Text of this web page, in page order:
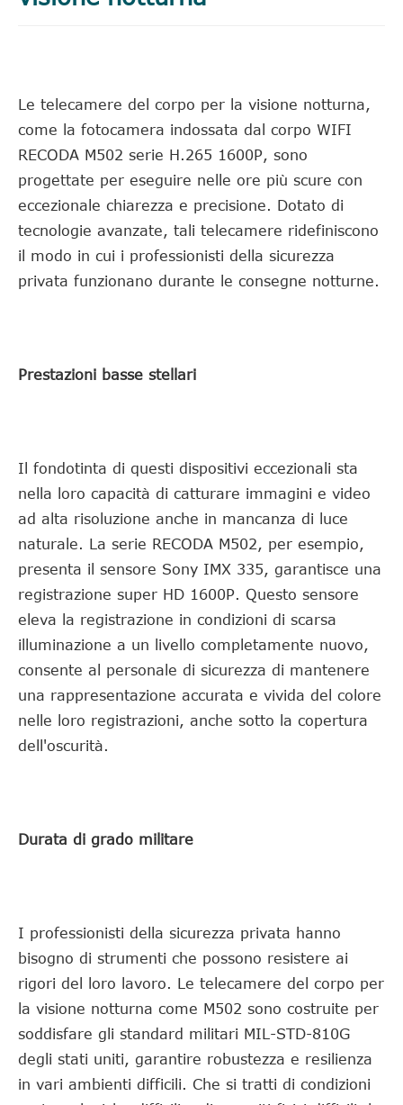
Le telecamere del corpo per la visione notturna,
come la fotocamera indossata dal corpo WIFI
RECODA M502 serie H.265 1600P, sono
progettate per eseguire nelle ore più scure con
eccezionale chiarezza e precisione. Dotato di
tecnologie avanzate, tali telecamere ridefiniscono
il modo in cui i professionisti della sicurezza
privata funzionano durante le consegne notturne.
Prestazioni basse stellari
Il fondotinta di questi dispositivi eccezionali sta
nella loro capacità di catturare immagini e video
ad alta risoluzione anche in mancanza di luce
naturale. La serie RECODA M502, per esempio,
presenta il sensore Sony IMX 335, garantisce una
registrazione super HD 1600P. Questo sensore
eleva la registrazione in condizioni di scarsa
illuminazione a un livello completamente nuovo,
consente al personale di sicurezza di mantenere
una rappresentazione accurata e vivida del colore
nelle loro registrazioni, anche sotto la copertura
dell'oscurità.
Durata di grado militare
I professionisti della sicurezza privata hanno
bisogno di strumenti che possono resistere ai
rigori del loro lavoro. Le telecamere del corpo per
la visione notturna come M502 sono costruite per
soddisfare gli standard militari MIL-STD-810G
degli stati uniti, garantire robustezza e resilienza
in vari ambienti difficili. Che si tratti di condizioni